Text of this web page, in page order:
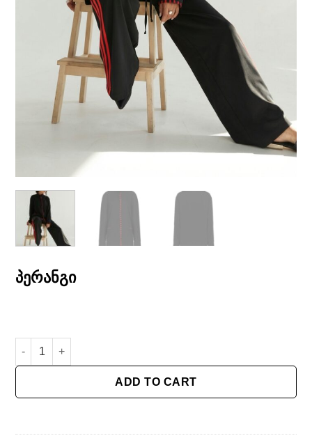
პერანგი
პერანგი quantity
ADD TO CART